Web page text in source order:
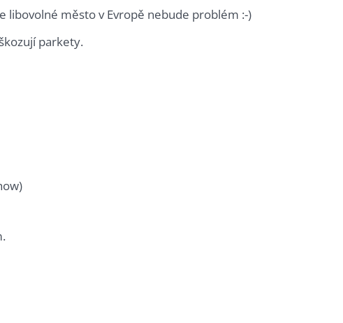
libovolné město v Evropě nebude problém :-)
parkety.